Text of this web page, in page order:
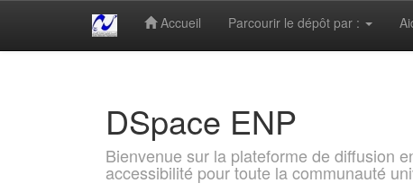
Accueil Parcourir le dépôt par :
DSpace ENP
Bienvenue sur la plateforme de diffusion
accessibilité pour toute la communauté